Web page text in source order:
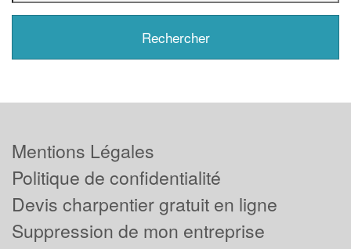
Mentions Légales
Politique de confidentialité
Devis charpentier gratuit en ligne
Suppression de mon entreprise